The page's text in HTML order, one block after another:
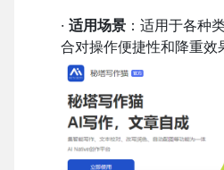
· 适用场景 ：适用于各种
合对操作便捷性和降重效